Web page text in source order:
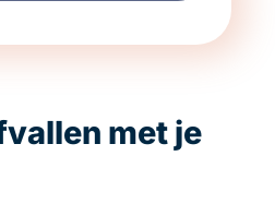
met je